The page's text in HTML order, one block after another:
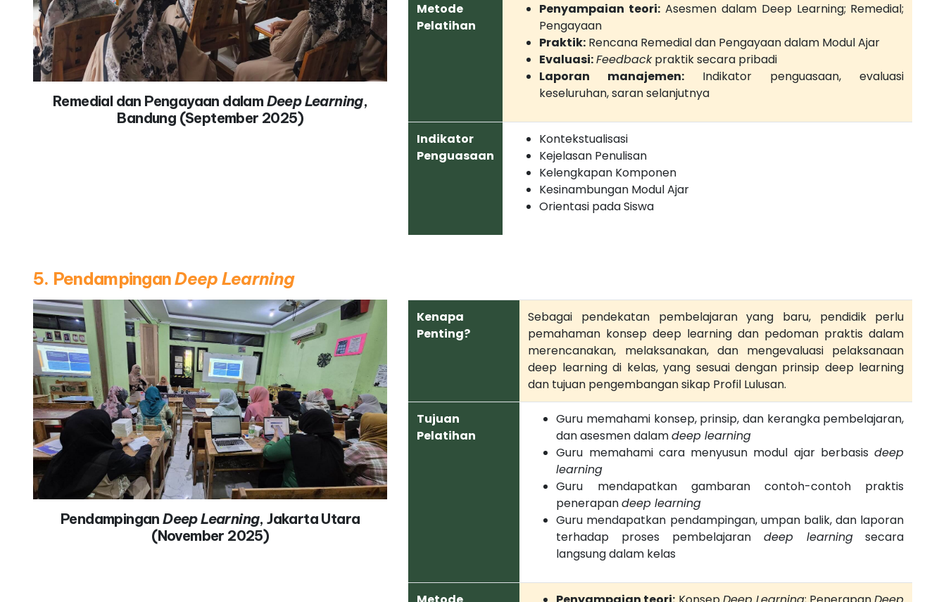
Remedial dan Pengayaan dalam Deep Learning,
Bandung (September 2025)
Metode
Pelatihan
Penyampaian teori: Asesmen dalam Deep Learning; Remedial;
Pengayaan
Praktik: Rencana Remedial dan Pengayaan dalam Modul Ajar
Evaluasi:Feedbackpraktik secara pribadi
Laporan manajemen: Indikator penguasaan, evaluasi
keseluruhan, saran selanjutnya
Indikator
Penguasaan
Kontekstualisasi
Kejelasan Penulisan
Kelengkapan Komponen
Kesinambungan Modul Ajar
Orientasi pada Siswa
5. PendampinganDeep Learning
PendampinganDeep Learning, Jakarta Utara
(November 2025)
Kenapa
Penting?
Sebagai pendekatan pembelajaran yang baru, pendidik perlu
pemahaman konsep deep learning dan pedoman praktis dalam
merencanakan, melaksanakan, dan mengevaluasi pelaksanaan
deep learning di kelas, yang sesuai dengan prinsip deep learning
dan tujuan pengembangan sikap Profil Lulusan.
Tujuan
Pelatihan
Guru memahami konsep, prinsip, dan kerangka pembelajaran,
dan asesmen dalamdeep learning
Guru memahami cara menyusun modul ajar berbasisdeep
learning
Guru mendapatkan gambaran contoh-contoh praktis
penerapandeep learning
Guru mendapatkan pendampingan, umpan balik, dan laporan
terhadap proses pembelajaran deep learningsecara
langsung dalam kelas